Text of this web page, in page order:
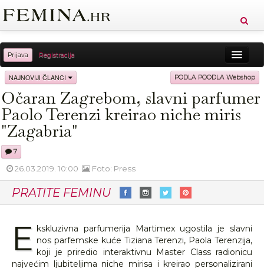
Prijava Registracija
Sreća Zdravlje Vitkost
Moda Ljubav Relax Putovanja Recepti
Proizvodi
NAJNOVIJI ČLANCI PODLA POODLA Webshop
Očaran Zagrebom, slavni parfumer
Paolo Terenzi kreirao niche miris
"Zagabria"
7
26.03.2019. 10:00 Foto: Press
PRATITE FEMINU
E kskluzivna parfumerija Martimex ugostila je slavni
nos parfemske kuće Tiziana Terenzi, Paola Terenzija,
koji je priredio interaktivnu Master Class radionicu
najvećim ljubiteljima niche mirisa i kreirao personalizirani